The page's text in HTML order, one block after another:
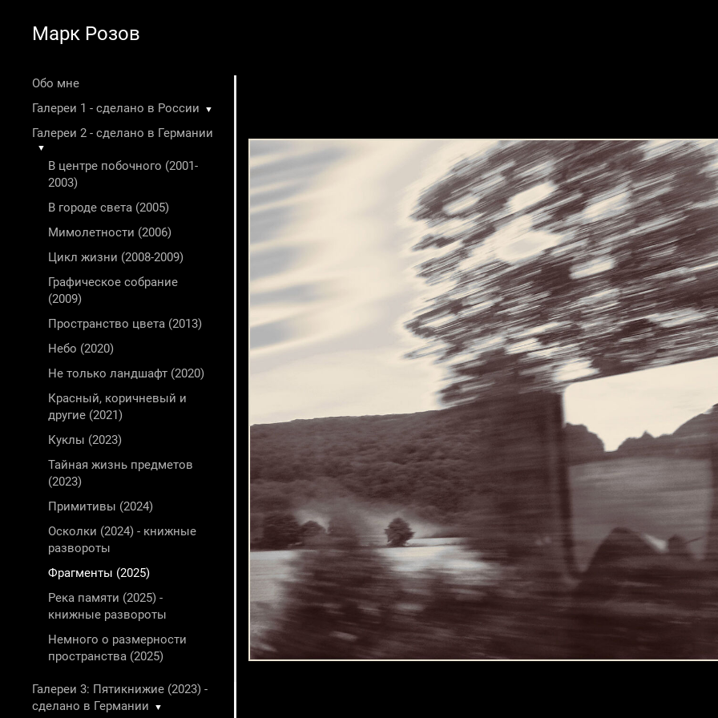
Марк Розов
Обо мне
Галереи 1 - сделано в России
▼
Галереи 2 - сделано в Германии
▼
В центре побочного (2001-
2003)
В городе света (2005)
Мимолетности (2006)
Цикл жизни (2008-2009)
Графическое собрание
(2009)
Пространство цвета (2013)
Небо (2020)
Не только ландшафт (2020)
Красный, коричневый и
другие (2021)
Куклы (2023)
Тайная жизнь предметов
(2023)
Примитивы (2024)
Осколки (2024) - книжные
развороты
Фрагменты (2025)
Река памяти (2025) -
книжные развороты
Немного о размерности
пространства (2025)
Галереи 3: Пятикнижие (2023) -
сделано в Германии
▼